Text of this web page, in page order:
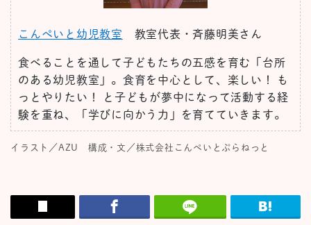
こんぺいと幼児教室 教室代表・斉藤明美さん
食べることを通して子どもたちの五感を育む「台所
のある幼児教室」。食育を中心として、楽しい！ も
っとやりたい！ と子どもが夢中になって活動する経
験を重ね、「学びに向かう力」を育てていきます。
イラスト／AZU 構成・文／株式会社こんぺいとぷらねっと